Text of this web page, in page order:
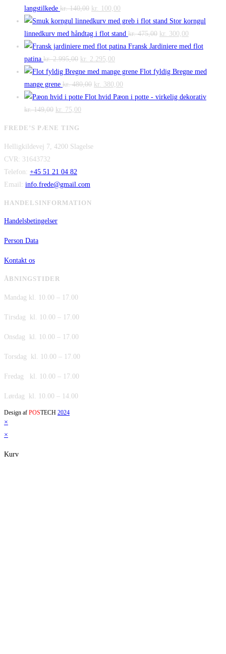
langstilkede kr.140,00 Den
oprindelige
pris
var:
kr. 140,00.
kr. 100,00
aktuelle
pris
er:
Stor korngul
linnedkurv med håndtag i flot stand kr.475,00 Den
oprindelige
var:
kr. 300,00
aktuelle
er:
Fransk Jardiniere med flot
patina kr.2.995,00 Den
oprindelige
pris
var:
kr. 2.995,00.
kr. 2.295,00
aktuelle
pris
er:
Flot fyldig Bregne med
mange grene kr.480,00 Den
oprindelige
kr. 380,00
aktuelle
Flot hvid Pæon i potte - virkelig dekorativ
kr.149,00 Den
var:
kr. 75,00
er:
FREDE’S PÆNE TING
Helligkildevej 7, 4200 Slagelse
CVR: 31643732
Telefon: +45 51 21 04 82
Email: info.frede@gmail.com
HANDELSINFORMATION
Handelsbetingelser
Person Data
Kontakt os
ÅBNINGSTIDER
Mandag kl. 10.00 – 17.00
Tirsdag kl. 10.00 – 17.00
Onsdag kl. 10.00 – 17.00
Torsdag kl. 10.00 – 17.00
Fredag kl. 10.00 – 17.00
Lørdag kl. 10.00 – 14.00
Design af POSTECH 2024
×
×
Kurv